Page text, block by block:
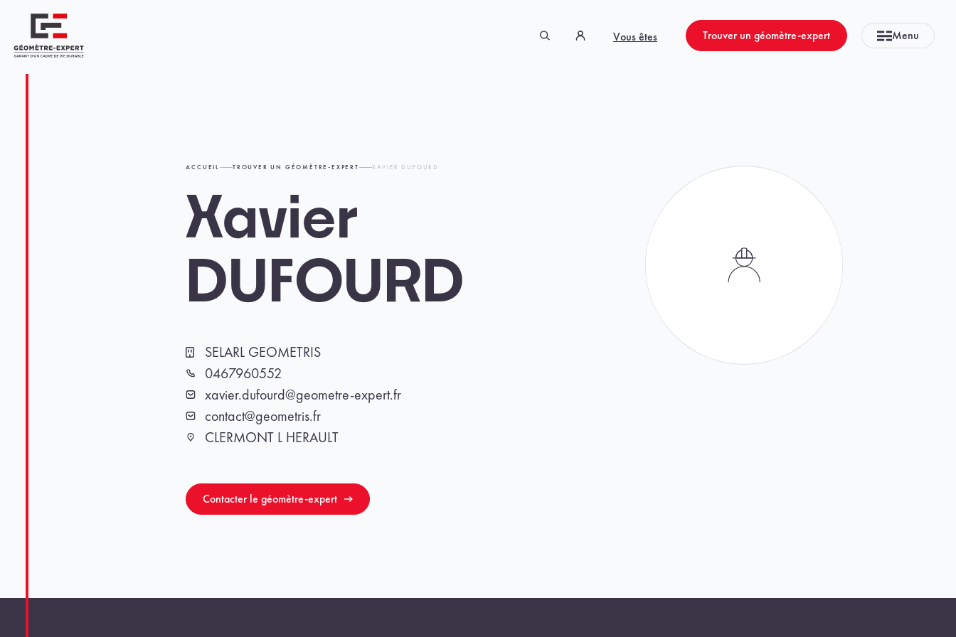
Vous êtes Trouver un géomètre-expert Menu
ACCUEIL TROUVER UN GÉOMÈTRE-EXPERT XAVIER DUFOURD
Xavier
DUFOURD
Cabinet
SELARL GEOMETRIS
Téléphone
0467960552
Emailxavier.dufourd@geometre-expert.fr
Emailcontact@geometris.fr
VilleCLERMONT L HERAULT
Contacter le géomètre-expert
Panneau de gestion des cookies